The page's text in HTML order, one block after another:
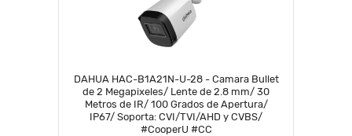
DAHUA HAC-B1A21N-U-28 - Camara Bullet
de 2 Megapixeles/ Lente de 2.8 mm/ 30
Metros de IR/ 100 Grados de Apertura/
IP67/ Soporta: CVI/TVI/AHD y CVBS/
#CooperU #CC